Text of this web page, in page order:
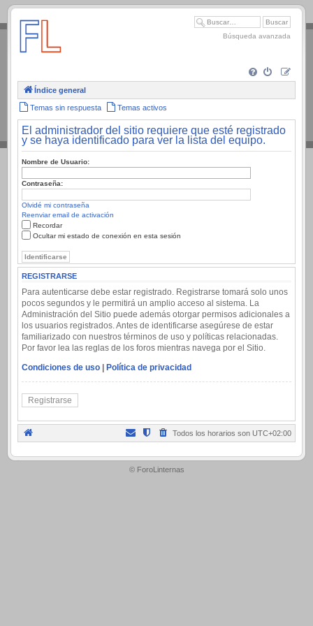
.
Búsqueda avanzada
Índice general
Temas sin respuesta Temas activos
El administrador del sitio requiere que esté registrado
y se haya identificado para ver la lista del equipo.
Nombre de Usuario:
Contraseña:
Olvidé mi contraseña
Reenviar email de activación
Recordar
Ocultar mi estado de conexión en esta sesión
REGISTRARSE
Para autenticarse debe estar registrado. Registrarse tomará solo unos
pocos segundos y le permitirá un amplio acceso al sistema. La
Administración del Sitio puede además otorgar permisos adicionales a
los usuarios registrados. Antes de identificarse asegúrese de estar
familiarizado con nuestros términos de uso y políticas relacionadas.
Por favor lea las reglas de los foros mientras navega por el Sitio.
Condiciones de uso | Política de privacidad
Registrarse
Todos los horarios son UTC+02:00
.
© ForoLinternas